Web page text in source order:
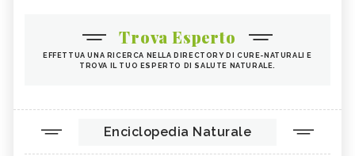
Trova Esperto
EFFETTUA UNA RICERCA NELLA DIRECTORY DI CURE-NATURALI E
TROVA IL TUO ESPERTO DI SALUTE NATURALE.
Enciclopedia Naturale